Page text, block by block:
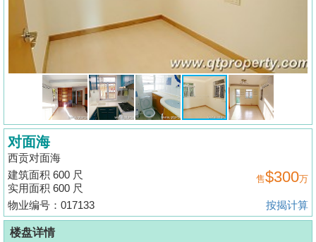
宅
按
地
产
博
客
地
产
对面海
西贡对面海
建筑面积 600 尺
实用面积 600 尺
售$300万
物业编号：017133 按揭计算
楼盘详情